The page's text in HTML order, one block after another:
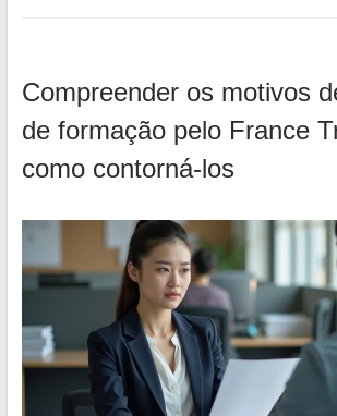
Compreender os motivos
de formação pelo France
como contorná-los